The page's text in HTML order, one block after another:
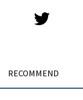
RECOMMEND